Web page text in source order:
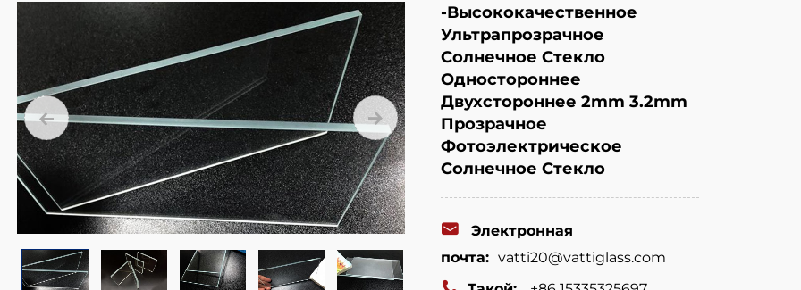
-Высококачественное
Ультрапрозрачное
Солнечное Стекло
Одностороннее
Двухстороннее 2mm 3.2mm
Прозрачное
Фотоэлектрическое
Солнечное Стекло
Электронная
почта: vatti20@vattiglass.com